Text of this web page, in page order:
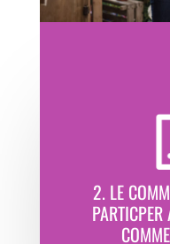
2. LE